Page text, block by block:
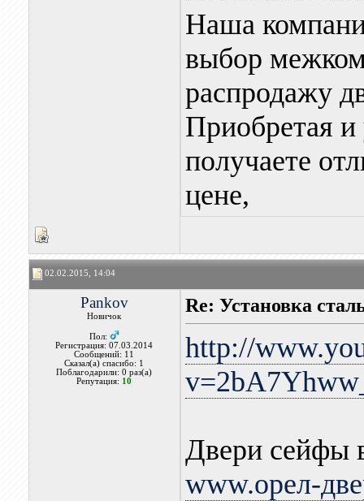
Наша
выбор
распродажу
Приобретая и
получаете
цене,
02.02.2015, 14:04
Pankov
Новичок
Пол:
Регистрация: 07.03.2014
Сообщений: 11
Сказал(а) спасибо: 1
Поблагодарили: 0 раз(а)
Репутация: 10
Re: Установка
http://
Двери сейфы
www.орел-